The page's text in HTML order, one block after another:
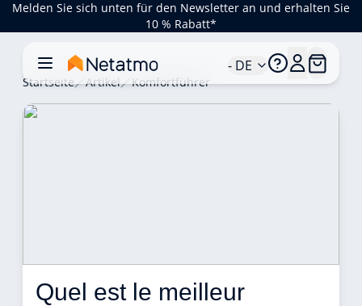
Melden Sie sich unten für den Newsletter an und erhalten Sie
10 % Rabatt*
- DE
Startseite Artikel Komfortführer
Quel est le meilleur